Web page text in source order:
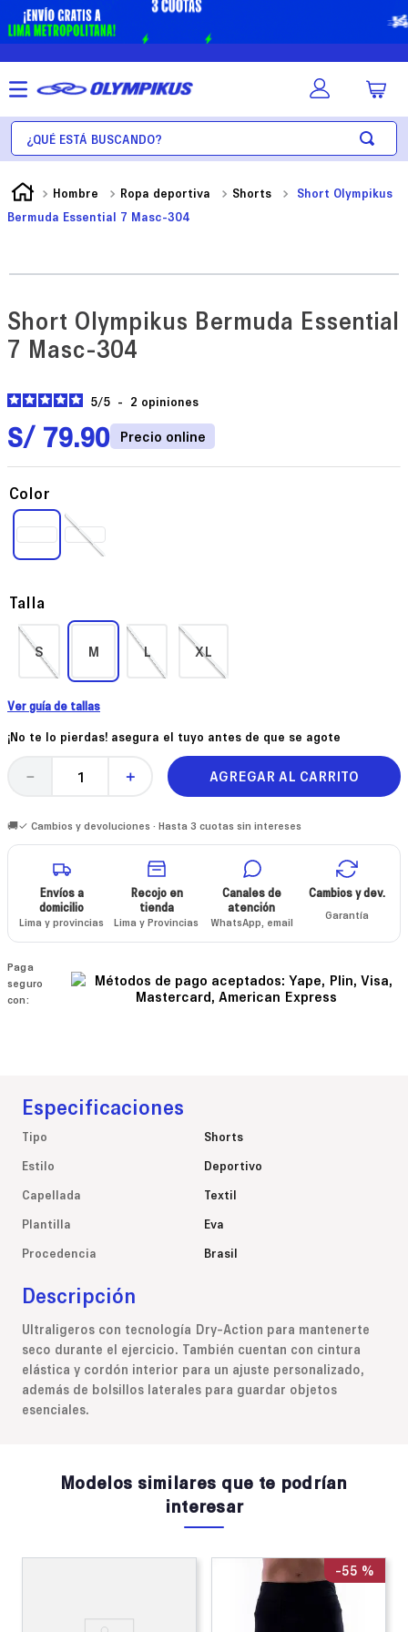
¿Qué está buscando?
Hombre Ropa deportiva Shorts
Short Olympikus
Bermuda Essential 7 Masc-304
Short Olympikus Bermuda Essential
7 Masc-304
5/5 - 2 opiniones
S/ 79.90
Talla
S M L XL
Color
Ver guía de tallas
¡No te lo pierdas! asegura el tuyo antes de que se agote
＋
－ AGREGAR AL CARRITO
🚚✓ Cambios y devoluciones · Hasta 3 cuotas sin intereses
Envíos a
domicilio
Lima y provincias
Recojo en
tienda
Lima y Provincias
Canales de
atención
WhatsApp, email
Cambios y dev.
Garantía
Paga
seguro
con:
Especificaciones
Tipo
Shorts
Estilo
Deportivo
Capellada
Textil
Plantilla
Eva
Procedencia
Brasil
Descripción
Ultraligeros con tecnología Dry-Action para mantenerte
seco durante el ejercicio. También cuentan con cintura
elástica y cordón interior para un ajuste personalizado,
además de bolsillos laterales para guardar objetos
esenciales.
Modelos similares que te podrían
interesar
-55 %